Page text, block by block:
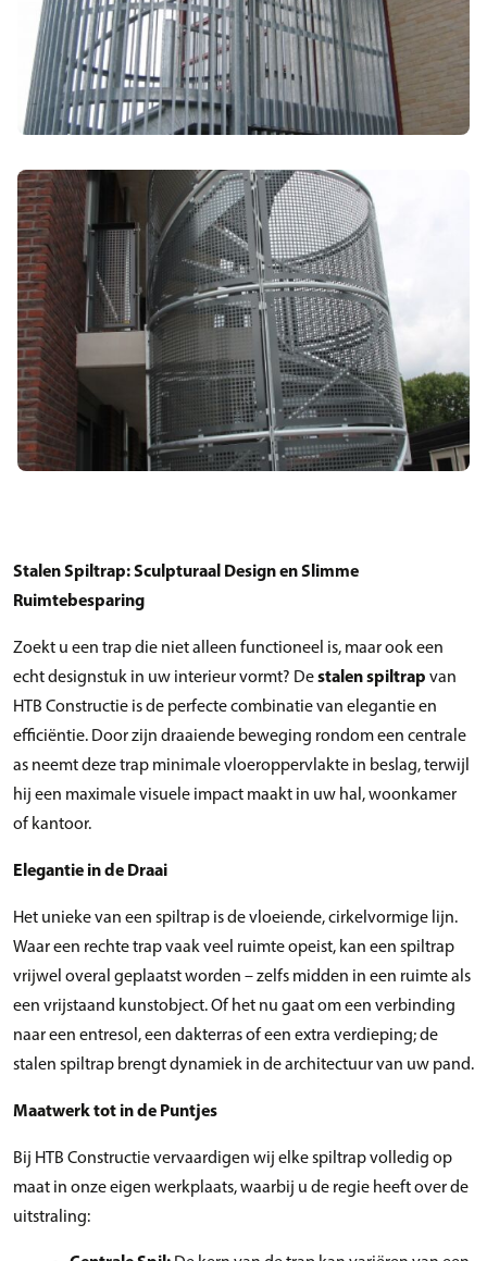
Stalen Spiltrap: Sculpturaal Design en Slimme
Ruimtebesparing
Zoekt u een trap die niet alleen functioneel is, maar ook een
echt designstuk in uw interieur vormt? Destalen spiltrap van
HTB Constructie is de perfecte combinatie van elegantie en
efficiëntie. Door zijn draaiende beweging rondom een centrale
as neemt deze trap minimale vloeroppervlakte in beslag, terwijl
hij een maximale visuele impact maakt in uw hal, woonkamer
of kantoor.
Elegantie in de Draai
Het unieke van een spiltrap is de vloeiende, cirkelvormige lijn.
Waar een rechte trap vaak veel ruimte opeist, kan een spiltrap
vrijwel overal geplaatst worden – zelfs midden in een ruimte als
een vrijstaand kunstobject. Of het nu gaat om een verbinding
naar een entresol, een dakterras of een extra verdieping; de
stalen spiltrap brengt dynamiek in de architectuur van uw pand.
Maatwerk tot in de Puntjes
Bij HTB Constructie vervaardigen wij elke spiltrap volledig op
maat in onze eigen werkplaats, waarbij u de regie heeft over de
uitstraling: